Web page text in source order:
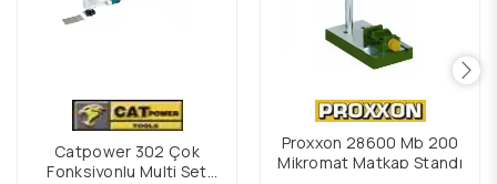
Catpower 302 Çok
Fonksiyonlu Multi Set
Proxxon 28600 Mb 200
Mikromat Matkap Standı